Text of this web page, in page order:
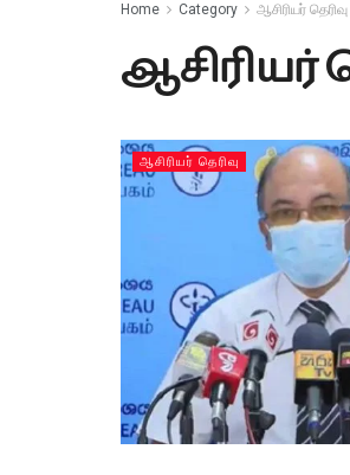
Home Category ஆசிரியர் தெரிவு
ஆசிரியர்
ஆசிரியர் தெரிவு